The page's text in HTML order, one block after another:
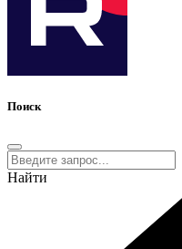
Поиск
Найти